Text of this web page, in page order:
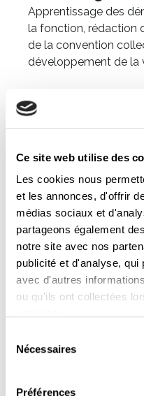
Ce site web utilise des
Les cookies nous
et les annonces, d'offrir
médias sociaux et
partageons également
notre site avec nos
publicité et d'analyse,
avec d'autres
ou qu'ils ont collectées
Nécessaires
Préférences
Apprentissage des
la fonction, rédaction
de la convention
développement de la
Rôle des
Développer le
syndical en
du travail
Formation visant à
et le leadership du
sécurité du travail.